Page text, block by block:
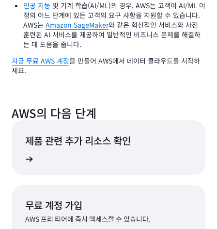
인공 지능 및 기계 학습(AI/ML)의 경우, AWS는 고객이 AI/ML 여
정의 어느 단계에 있든 고객의 요구 사항을 지원할 수 있습니다.
AWS는 Amazon SageMaker와 같은 혁신적인 서비스와 사전
훈련된 AI 서비스를 제공하여 일반적인 비즈니스 문제를 해결하
는 데 도움을 줍니다.
지금 무료 AWS 계정을 만들어 AWS에서 데이터 클라우드를 시작하
세요.
AWS의 다음 단계
제품 관련 추가 리소스 확인
무료 계정 가입
AWS 프리 티어에 즉시 액세스할 수 있습니다.